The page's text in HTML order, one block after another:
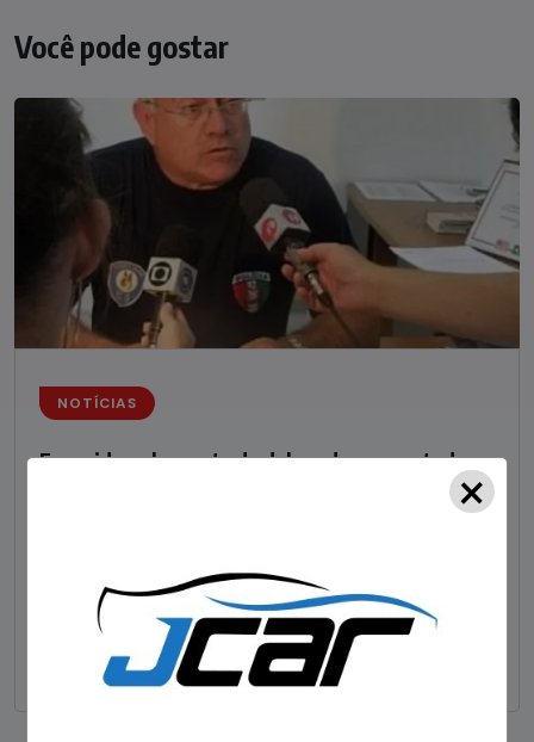
Você pode gostar
NOTÍCIAS
Foragido pela morte de delegado aposentado
em bar morre em confronto com a polícia em SC
Um dos dois foragidos investigados pelo latrocínio de
um delegado aposentado em um bar de Criciúma, no
Sul catarinense, foi
×